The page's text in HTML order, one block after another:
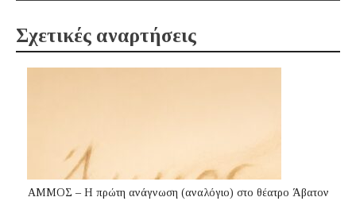
Σχετικές αναρτήσεις
ΑΜΜΟΣ – Η πρώτη ανάγνωση (αναλόγιο) στο θέατρο Άβατον